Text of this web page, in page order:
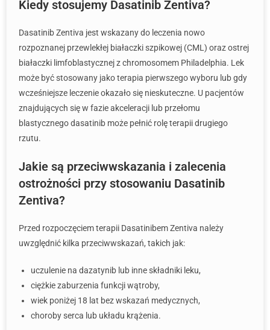
Kiedy stosujemy Dasatinib Zentiva?
Dasatinib Zentiva jest wskazany do leczenia nowo
rozpoznanej przewlekłej białaczki szpikowej (CML) oraz ostrej
białaczki limfoblastycznej z chromosomem Philadelphia. Lek
może być stosowany jako terapia pierwszego wyboru lub gdy
wcześniejsze leczenie okazało się nieskuteczne. U pacjentów
znajdujących się w fazie akceleracji lub przełomu
blastycznego dasatinib może pełnić rolę terapii drugiego
rzutu.
Jakie są przeciwwskazania i zalecenia
ostrożności przy stosowaniu Dasatinib
Zentiva?
Przed rozpoczęciem terapii Dasatinibem Zentiva należy
uwzględnić kilka przeciwwskazań, takich jak:
uczulenie na dazatynib lub inne składniki leku,
ciężkie zaburzenia funkcji wątroby,
wiek poniżej 18 lat bez wskazań medycznych,
choroby serca lub układu krążenia.